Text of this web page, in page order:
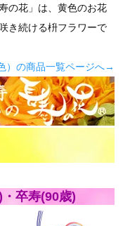
の花」は、黄色のお花
き続ける枡フラワーで
）の商品一覧ページへ→
卒寿(90歳)